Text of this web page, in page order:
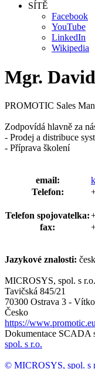
SÍTĚ
Facebook
YouTube
LinkedIn
Wikipedia
Mgr.
PROMOTIC Sales
Zodpovídá hlavně za
- Prodej a distribuce
- Příprava školení
email:
Telefon:
Telefon spojovatelka:
fax:
Jazykové znalosti:
MICROSYS, spol. s r.o.
Tavičská 845/21
70300 Ostrava 3 -
Česko
https://
Dokumentace SCADA
spol. s r.o.
© MICROSYS, spol. s